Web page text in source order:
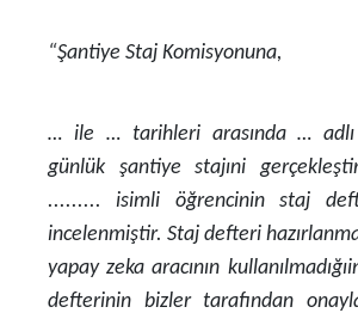
“Şantiye Staj Komisyonuna,
… ile … tarihleri arasında …
günlük şantiye stajıni
......... isimli öğrencinin staj
incelenmiştir. Staj defteri
yapay zeka aracının
defterinin bizler tarafından